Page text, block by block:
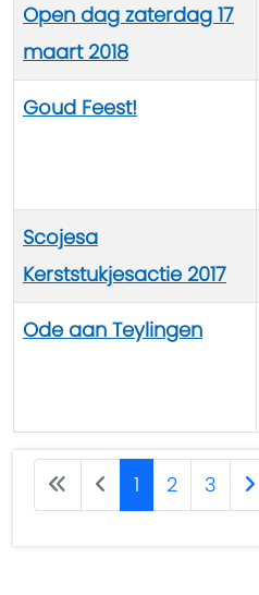
Open dag zaterdag 17
maart 2018
Goud Feest!
Scojesa
Kerststukjesactie 2017
Ode aan Teylingen
1 2 3